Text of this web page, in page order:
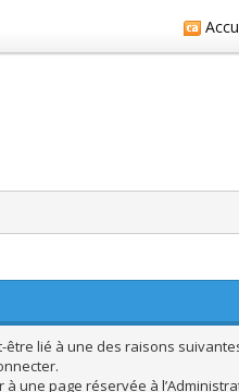
être lié à une des raisons
une page réservée à